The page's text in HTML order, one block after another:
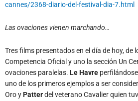
cannes/2368-diario-del-festival-dia-7.html
Las ovaciones vienen marchando…
Tres films presentados en el día de hoy, de
Competencia Oficial y uno la sección Un
ovaciones paralelas. Le Havre
uno de los primeros ejemplos a ser
Oro yPatterdel veterano Cavalier quien